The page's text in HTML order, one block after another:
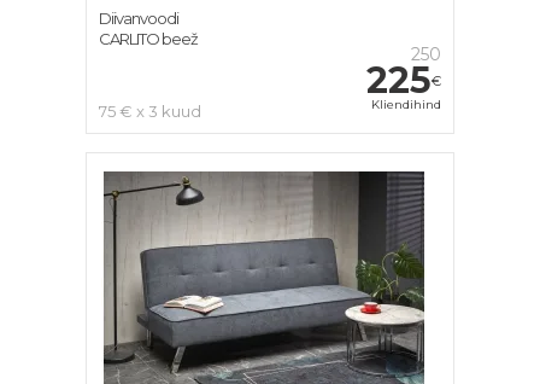
250
225€
Kliendihind
75 € x 3 kuud
Diivanvoodi
CARLITO beež